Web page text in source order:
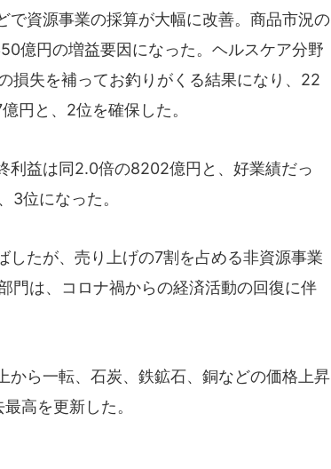
資源事業の採算が大幅に改善。商品市況の
億円の増益要因になった。ヘルスケア分野
損失を補ってお釣りがくる結果になり、22
円と、2位を確保した。
利益は同2.0倍の8202億円と、好業績だっ
3位になった。
たが、売り上げの7割を占める非資源事業
門は、コロナ禍からの経済活動の回復に伴
ら一転、石炭、鉄鉱石、銅などの価格上昇
高を更新した。